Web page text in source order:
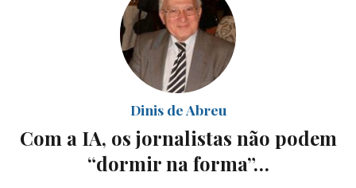
Dinis de Abreu
Com a IA, os jornalistas não podem
“dormir na forma”…